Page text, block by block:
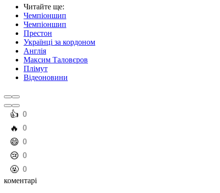
Читайте ще:
Чемпіоншип
Чемпіоншип
Престон
Українці за кордоном
Англія
Максим Таловєров
Плімут
Відеоновини
️👍 0
️🔥 0
️😄 0
️😢 0
️🤬 0
коментарі